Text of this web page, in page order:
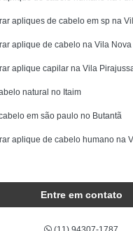
apliques de cabelo em sp na
aplique de cabelo na Vila
aplique capilar na Vila
natural no Itaim
em são paulo no Butantã
aplique de cabelo humano na
Entre em contato